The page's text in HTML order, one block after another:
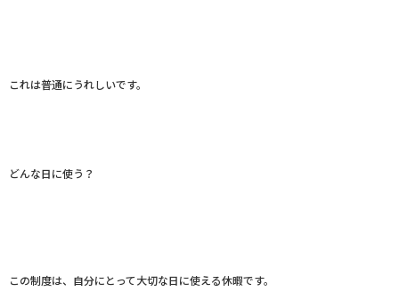
これは普通にうれしいです。
どんな日に使う？
この制度は、自分にとって大切な日に使える休暇です。